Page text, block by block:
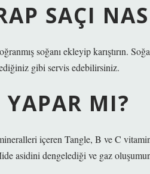
SAÇI
soğanı ekleyip karıştırın.
gibi servis edebilirsiniz.
YAPAR MI?
içeren Tangle, B ve C
asidini dengelediği ve gaz